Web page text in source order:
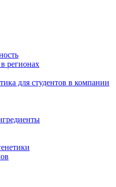
регионах
для студентов в компании